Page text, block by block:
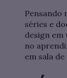
Pensando
séries e
design em
no
em sala de